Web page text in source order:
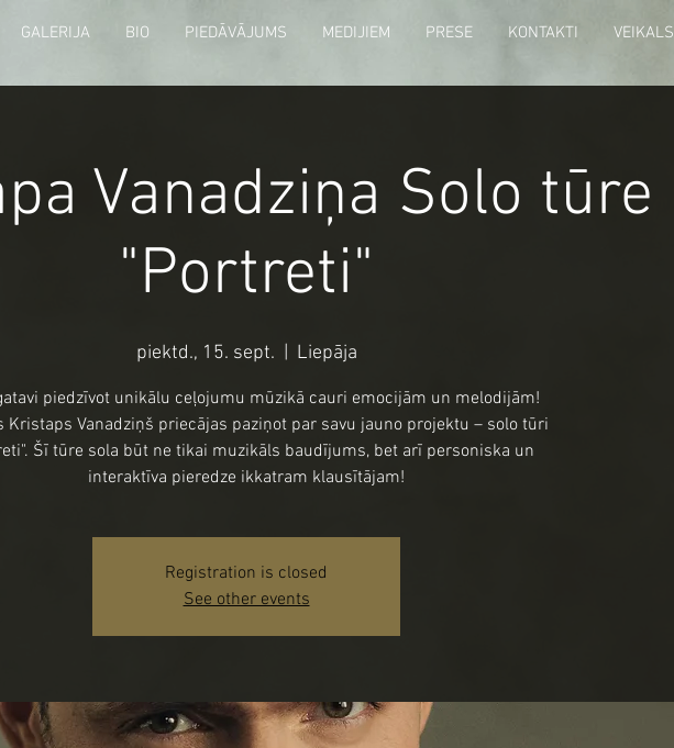
GALERIJA BIO PIEDĀVĀJUMS MEDIJIEM PRESE KONTAKTI VEIKALS
Vanadziņa Solo tūre
"Portreti"
piektd., 15. sept. Liepāja
piedzīvot unikālu ceļojumu mūzikā cauri emocijām un melodijām!
Kristaps Vanadziņš priecājas paziņot par savu jauno projektu – solo tūri
Šī tūre sola būt ne tikai muzikāls baudījums, bet arī personiska un
Registration is closed
See other events